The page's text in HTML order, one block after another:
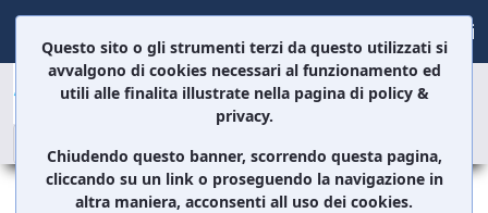
Accedi
Portale del Dipendente
Questo sito o gli strumenti terzi da questo utilizzati si
avvalgono di cookies necessari al funzionamento ed
utili alle finalita illustrate nella pagina di policy &
privacy.
Chiudendo questo banner, scorrendo questa pagina,
cliccando su un link o proseguendo la navigazione in
altra maniera, acconsenti all uso dei cookies.